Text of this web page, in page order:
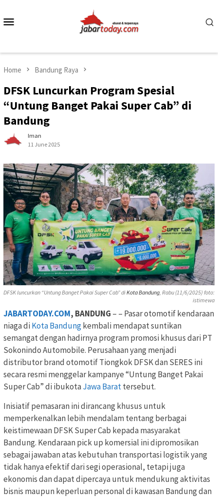
content
Home Bandung Raya
DFSK Luncurkan Program Spesial
“Untung Banget Pakai Super Cab” di
Bandung
Iman
11 June 2025
DFSK luncurkan “Untung Banget Pakai Super Cab” diKota Bandung , Rabu (11/6/2025) foto:
istimewa
JABARTODAY.COM, BANDUNG – – Pasar otomotif kendaraan
niaga diKota Bandungkembali mendapat suntikan
semangat dengan hadirnya program promosi khusus dari PT
Sokonindo Automobile. Perusahaan yang menjadi
distributor brand otomotif Tiongkok DFSK dan SERES ini
secara resmi menggelar kampanye “Untung Banget Pakai
Super Cab” di ibukotaJawa Barattersebut.
Inisiatif pemasaran ini dirancang khusus untuk
memperkenalkan lebih mendalam tentang berbagai
keistimewaan DFSK Super Cab kepada masyarakat
Bandung. Kendaraan pick up komersial ini dipromosikan
sebagai jawaban atas kebutuhan transportasi logistik yang
tidak hanya efektif dari segi operasional, tetapi juga
ekonomis dan dapat dipercaya untuk mendukung aktivitas
bisnis maupun keperluan personal di kawasan Bandung dan